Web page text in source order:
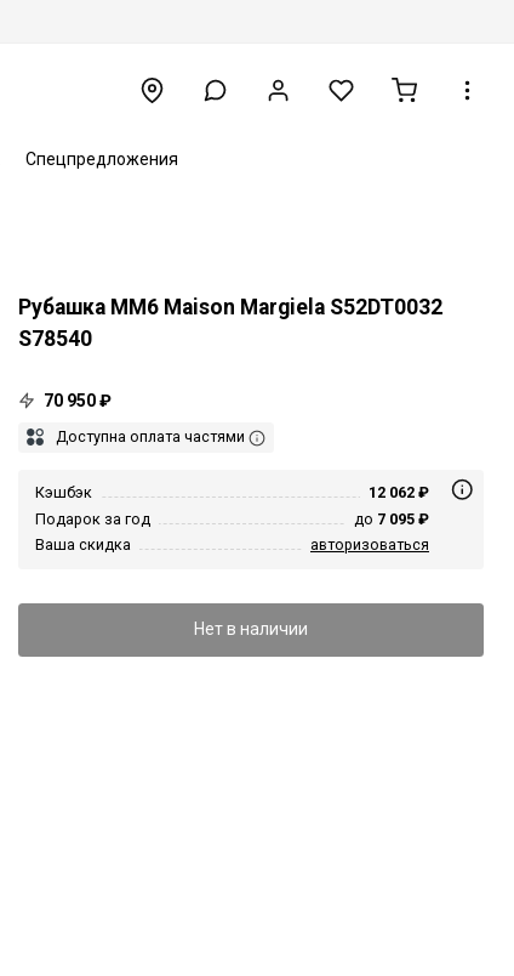
Спецпредложения
Рубашка MM6 Maison Margiela S52DT0032
S78540
70 950 ₽
Доступна оплата частями
Кэшбэк
12 062 ₽
Подарок за год
до 7 095 ₽
Ваша скидка
авторизоваться
Нет в наличии